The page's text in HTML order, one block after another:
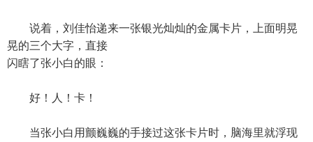
说着，刘佳怡递来一张银光灿灿的金属卡片，上面明晃
晃的三个大字，直接
闪瞎了张小白的眼：
好！人！卡！
当张小白用颤巍巍的手接过这张卡片时，脑海里就浮现